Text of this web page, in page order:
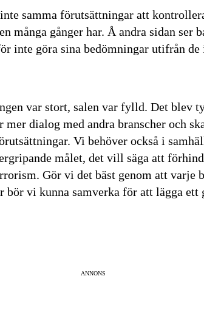
samma förutsättningar att
många gånger har. Å andra sidan ser
inte göra sina bedömningar utifrån
var stort, salen var fylld. Det blev
mer dialog med andra branscher och
Vi behöver också i
målet, det vill säga att
Gör vi det bäst genom att varje
bör vi kunna samverka för att lägga ett
ANNONS